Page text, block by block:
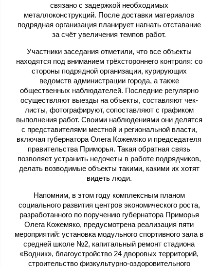
связано с задержкой необходимых
металлоконструкций. После доставки материалов
подрядная организация планирует нагнать отставание
за счёт увеличения темпов работ.
Участники заседания отметили, что все объекты
находятся под вниманием трёхстороннего контроля: со
стороны подрядной организации, курирующих
ведомств администрации города, а также
общественных наблюдателей. Последние регулярно
осуществляют выезды на объекты, составляют чек-
листы, фотографируют, сопоставляют с графиком
выполнения работ. Своими наблюдениями они делятся
с представителями местной и региональной власти,
включая губернатора Олега Кожемяко и председателя
правительства Приморья. Такая обратная связь
позволяет устранить недочеты в работе подрядчиков,
делать возводимые объекты такими, какими их хотят
видеть люди.
Напомним, в этом году комплексным планом
социального развития центров экономического роста,
разработанного по поручению губернатора Приморья
Олега Кожемяко, предусмотрена реализация пяти
мероприятий: установка модульного спортивного зала в
средней школе №2, капитальный ремонт стадиона
«Водник», благоустройство 24 дворовых территорий,
строительство физкультурно-оздоровительного